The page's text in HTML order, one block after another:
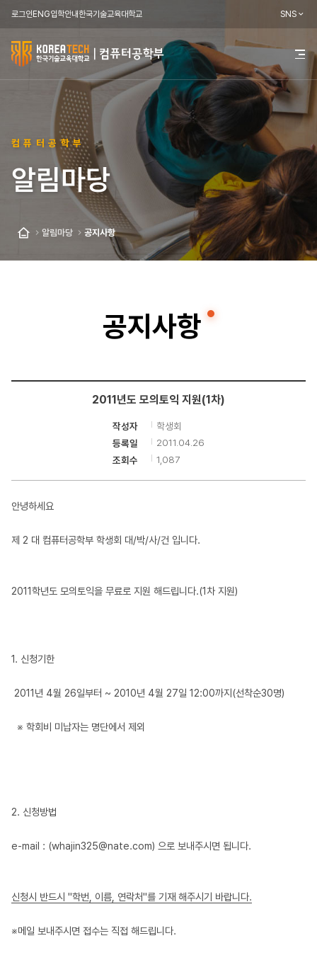
로그인ENG입학안내한국기술교육대학교 SNS
한
국
교
육
학
교
학
전
메
기
컴퓨터공학부
알림마당
알림마당 공지사항
공지사항
2011년도 모의토익 지원(1차)
작성자
학생회
등록일
2011.04.26
조회수
1,087
안녕하세요
제 2 대 컴퓨터공학부 학생회 대/박/사/건 입니다.
2011학년도 모의토익을 무료로 지원 해드립니다.(1차 지원)
1. 신청기한
2011년 4월 26일부터 ~ 2010년 4월 27일 12:00까지(선착순30명)
※ 학회비 미납자는 명단에서 제외
2. 신청방법
e-mail : (whajin325@nate.com) 으로 보내주시면 됩니다.
신청시 반드시 "학번, 이름, 연락처"를 기재 해주시기 바랍니다.
※메일 보내주시면 접수는 직접 해드립니다.